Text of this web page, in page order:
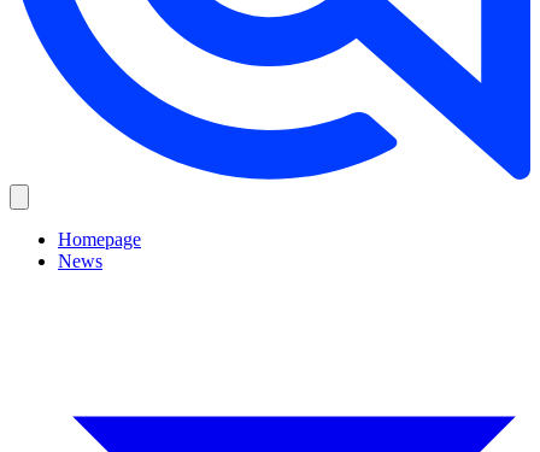
Homepage
News